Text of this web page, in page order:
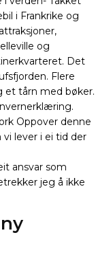
i Frankrike og
og
Det
Flere
et tårn med bøker.
Oppover denne
lever i ei tid der
ansvar som
jeg å ikke